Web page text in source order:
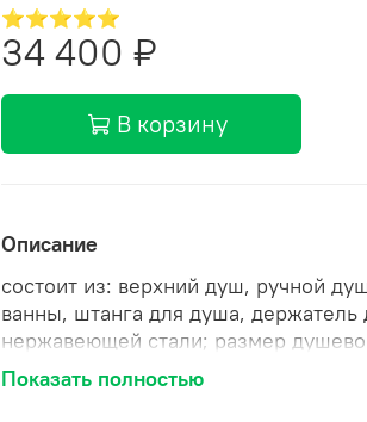
⭐⭐⭐⭐⭐
34 400 ₽
В корзину
Описание
состоит из: верхний душ, ручной
ванны, штанга для душа,
нержавеющей стали; размер
душевая лейка 120 мм, 3 режима
соединение: регулируемый угол
Показать полностью